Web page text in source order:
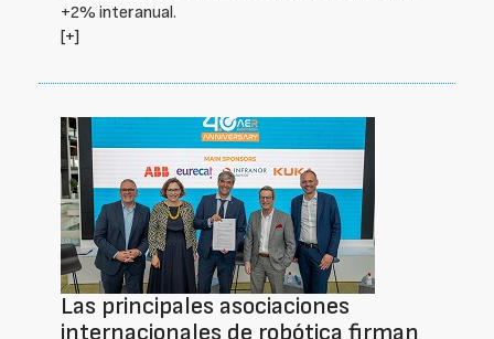
+2% interanual.
[+]
Las principales asociaciones
internacionales de robótica firman